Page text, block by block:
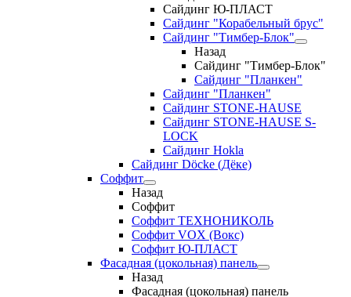
Сайдинг Ю-ПЛАСТ
Сайдинг "Корабельный брус"
Сайдинг "Тимбер-Блок"
Назад
Сайдинг "Тимбер-Блок"
Сайдинг "Планкен"
Сайдинг "Планкен"
Сайдинг STONE-HAUSE
Сайдинг STONE-HAUSE S-
LOCK
Сайдинг Hokla
Сайдинг Döcke (Дёке)
Соффит
Назад
Соффит
Соффит ТЕХНОНИКОЛЬ
Соффит VOX (Вокс)
Соффит Ю-ПЛАСТ
Фасадная (цокольная) панель
Назад
Фасадная (цокольная) панель